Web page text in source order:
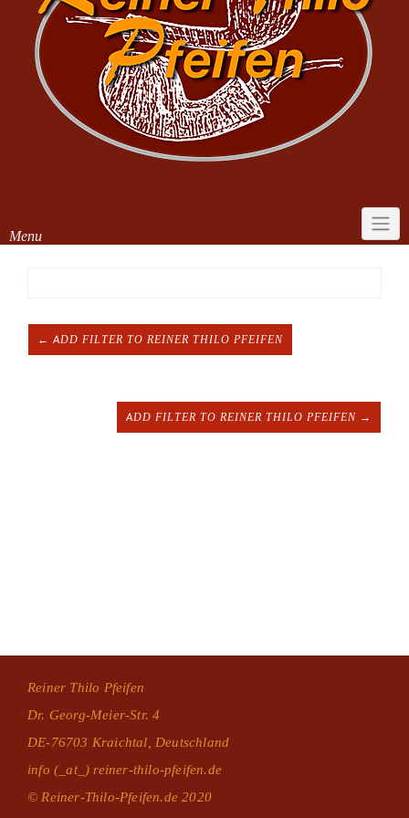
Menu
← ADD FILTER TO REINER THILO PFEIFEN
ADD FILTER TO REINER THILO PFEIFEN →
Reiner Thilo Pfeifen
Dr. Georg-Meier-Str. 4
DE-76703 Kraichtal, Deutschland
info (_at_) reiner-thilo-pfeifen.de
© Reiner-Thilo-Pfeifen.de 2020